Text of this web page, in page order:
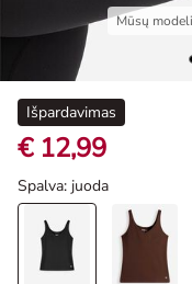
Mūsų
Išpardavimas
€ 12,99
Spalva: juoda